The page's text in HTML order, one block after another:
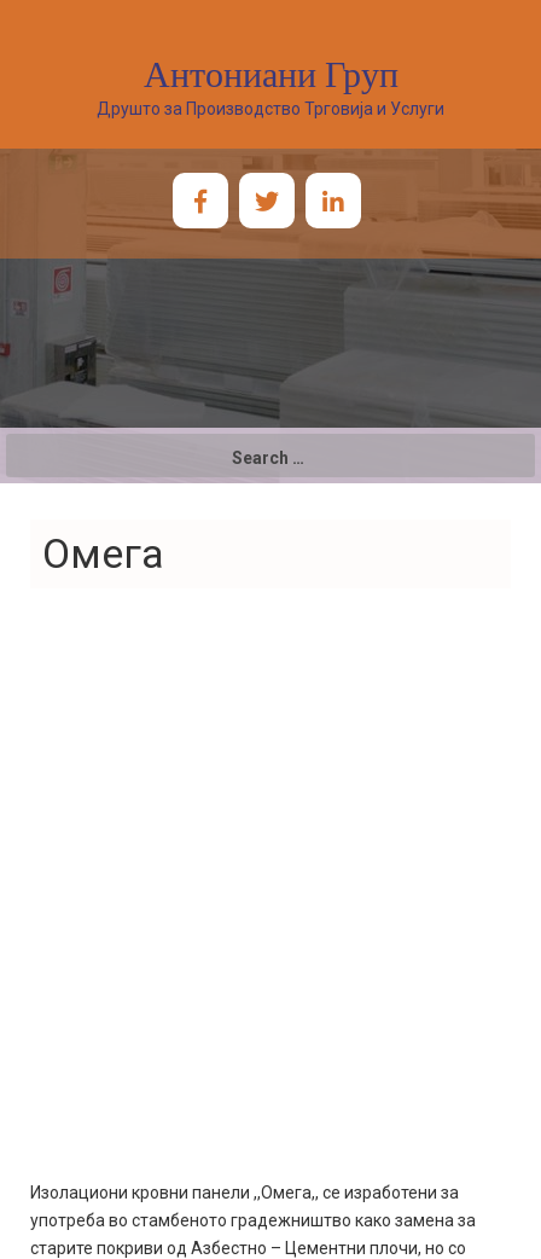
Антониани Груп
Друшто за Производство Трговија и Услуги
Омега
Изолациони кровни панели ,,Омега,, се изработени за
употреба во стамбеното градежништво како замена за
старите покриви од Азбестно – Цементни плочи, но со